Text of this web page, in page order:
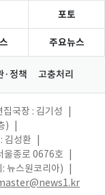
포토
주요뉴스
·정책 고충처리
집국장 : 김기성
)
김성환
울종로 0676호
뉴스원코리아)